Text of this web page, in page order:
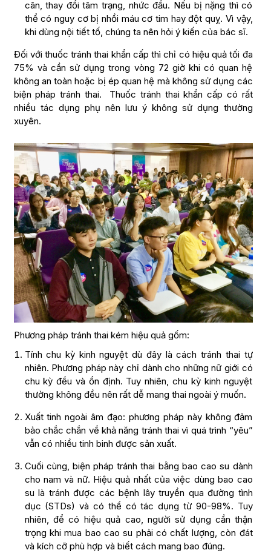
cân, thay đổi tâm trạng, nhức đầu. Nếu bị nặng thì có
thể có nguy cơ bị nhồi máu cơ tim hay đột quỵ. Vì vậy,
khi dùng nội tiết tố, chúng ta nên hỏi ý kiến của bác sĩ.
Đối với thuốc tránh thai khẩn cấp thì chỉ có hiệu quả tối đa
75% và cần sử dụng trong vòng 72 giờ khi có quan hệ
không an toàn hoặc bị ép quan hệ mà không sử dụng các
biện pháp tránh thai. Thuốc tránh thai khẩn cấp có rất
nhiều tác dụng phụ nên lưu ý không sử dụng thường
xuyên.
Phương pháp tránh thai kém hiệu quả gốm:
Tính chu kỳ kinh nguyệt dù đây là cách tránh thai tự
nhiên. Phương pháp này chỉ dành cho những nữ giới có
chu kỳ đều và ổn định. Tuy nhiên, chu kỳ kinh nguyệt
thường không đều nên rất dễ mang thai ngoài ý muốn.
Xuất tinh ngoài âm đạo: phương pháp này không đảm
bảo chắc chắn về khả năng tránh thai vì quá trình “yêu”
vẫn có nhiều tinh binh được sản xuất.
Cuối cùng, biện pháp tránh thai bằng bao cao su dành
cho nam và nữ. Hiệu quả nhất của việc dùng bao cao
su là tránh được các bệnh lây truyền qua đường tình
dục (STDs) và có thể có tác dụng từ 90-98%. Tuy
nhiên, để có hiệu quả cao, người sử dụng cần thận
trọng khi mua bao cao su phải có chất lượng, còn đát
và kích cỡ phù hợp và biết cách mang bao đúng.